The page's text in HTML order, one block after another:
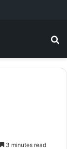
3 minutes read